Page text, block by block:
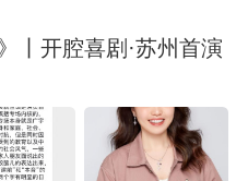
丨开腔喜剧·苏州首演